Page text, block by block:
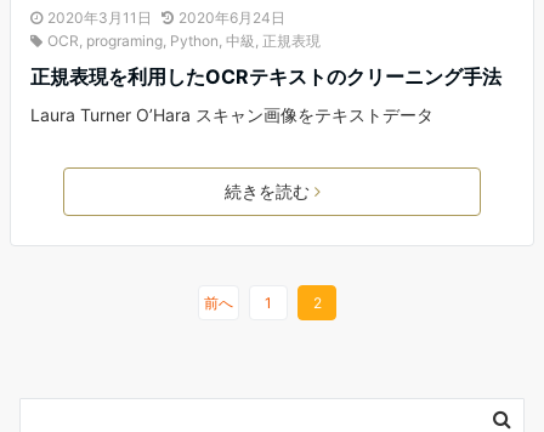
2020年3月11日
2020年6月24日
OCR programing Python 中級 正規表現
正規表現を利用したOCRテキストのクリーニング手法
Laura Turner O’Hara スキャン画像をテキストデータ
続きを読む
前へ 1 2